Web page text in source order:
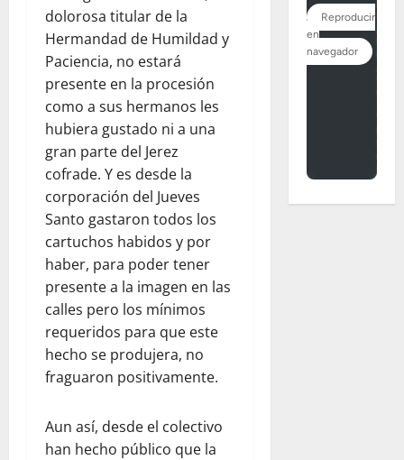
dolorosa titular de la
Hermandad de Humildad y
Paciencia, no estará
presente en la procesión
como a sus hermanos les
hubiera gustado ni a una
gran parte del Jerez
cofrade. Y es desde la
corporación del Jueves
Santo gastaron todos los
cartuchos habidos y por
haber, para poder tener
presente a la imagen en las
calles pero los mínimos
requeridos para que este
hecho se produjera, no
fraguaron positivamente.
Aun así, desde el colectivo
han hecho público que la